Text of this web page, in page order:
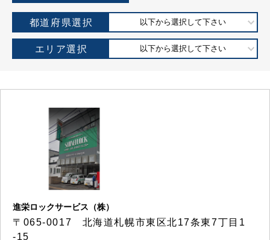
都道府県選択 以下から選択して下さい
エリア選択 以下から選択して下さい
進栄ロックサービス（株）
〒065-0017 北海道札幌市東区北17条東7丁目1
-15